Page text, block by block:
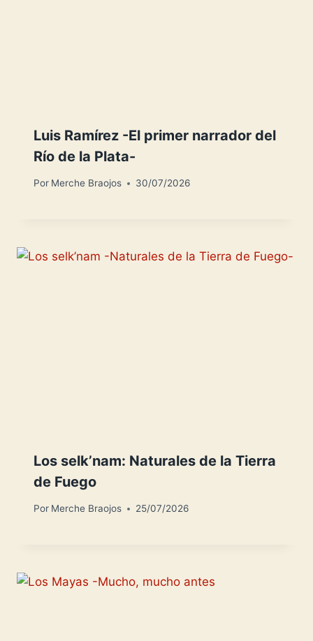
Luis Ramírez -El primer narrador del
Río de la Plata-
Por Merche Braojos 30/07/2026
Los selk’nam: Naturales de la Tierra
de Fuego
Por Merche Braojos 25/07/2026